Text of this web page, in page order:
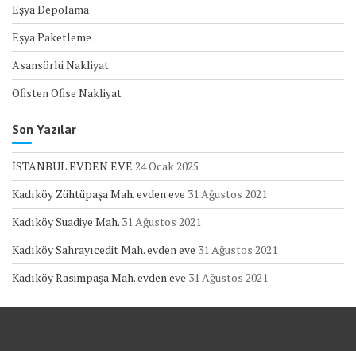
Eşya Depolama
Eşya Paketleme
Asansörlü Nakliyat
Ofisten Ofise Nakliyat
Son Yazılar
İSTANBUL EVDEN EVE 24 Ocak 2025
Kadıköy Zühtüpaşa Mah. evden eve 31 Ağustos 2021
Kadıköy Suadiye Mah. 31 Ağustos 2021
Kadıköy Sahrayıcedit Mah. evden eve 31 Ağustos 2021
Kadıköy Rasimpaşa Mah. evden eve 31 Ağustos 2021